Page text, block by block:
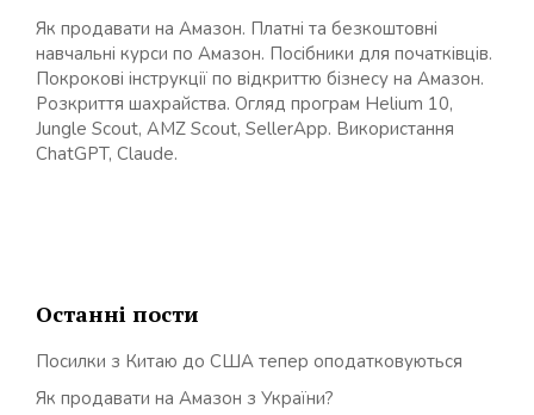
Як продавати на Амазон. Платні та безкоштовні
навчальні курси по Амазон. Посібники для початківців.
Покрокові інструкції по відкриттю бізнесу на Амазон.
Розкриття шахрайства. Огляд програм Helium 10,
Jungle Scout, AMZ Scout, SellerApp. Використання
ChatGPT, Claude.
Останні пости
Посилки з Китаю до США тепер оподатковуються
Як продавати на Амазон з України?